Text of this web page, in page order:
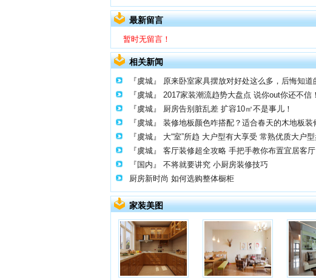
最新留言
暂时无留言！
相关新闻
『虞城』
原来卧室家具摆放对好处这么多，后悔知道
『虞城』
2017家装潮流趋势大盘点 说你out你还不信！
『虞城』
厨房告别脏乱差 扩容10㎡不是事儿！
『虞城』
装修地板颜色咋搭配？适合春天的木地板装
『虞城』
大“室”所趋 大户型有大享受 常熟优质大户
『虞城』
客厅装修超全攻略 手把手教你布置宜居客厅
『国内』
不将就要讲究 小厨房装修技巧
厨房新时尚 如何选购整体橱柜
家装美图